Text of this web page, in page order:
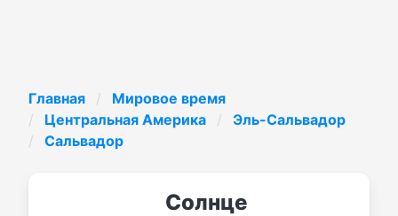
Главная
Мировое время
Центральная Америка
Эль-Сальвадор
Сальвадор
Солнце